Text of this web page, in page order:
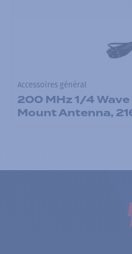
Accessoires général
200 MHz 1/4
Mount Antenna,